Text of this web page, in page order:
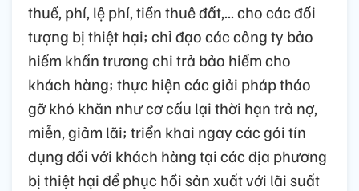
thuế, phí, lệ phí, tiền thuê đất,... cho các đối
tượng bị thiệt hại; chỉ đạo các công ty bảo
hiểm khẩn trương chi trả bảo hiểm cho
khách hàng; thực hiện các giải pháp tháo
gỡ khó khăn như cơ cấu lại thời hạn trả nợ,
miễn, giảm lãi; triển khai ngay các gói tín
dụng đối với khách hàng tại các địa phương
bị thiệt hại để phục hồi sản xuất với lãi suất